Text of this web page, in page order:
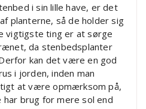
i sin lille have, er det
planterne, så de holder sig
vigtigste ting er at sørge
da stenbedsplanter
kan det være en god
i jorden, inden man
at være opmærksom på,
brug for mere sol end